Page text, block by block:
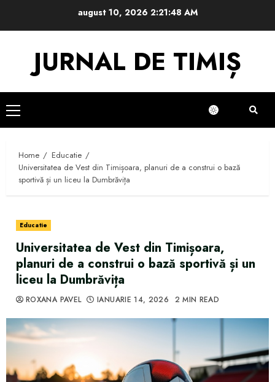
august 10, 2026 2:21:49 AM
JURNAL DE TIMIȘ
Primary
Menu
Home
Educatie
Universitatea de Vest din Timișoara, planuri de a construi o bază
sportivă și un liceu la Dumbrăvița
Educatie
Universitatea de Vest din Timișoara,
planuri de a construi o bază sportivă și un
liceu la Dumbrăvița
ROXANA PAVEL IANUARIE 14, 2026 2 MIN READ